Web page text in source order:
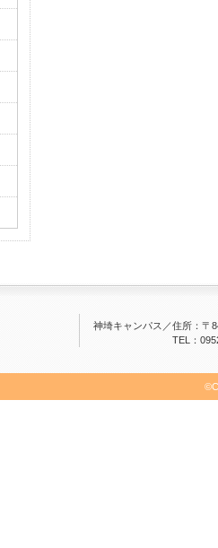
神埼キャンパス／住所：〒
TEL：